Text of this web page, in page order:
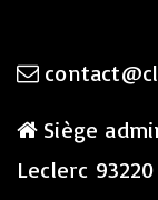
Siège
Leclerc 93220